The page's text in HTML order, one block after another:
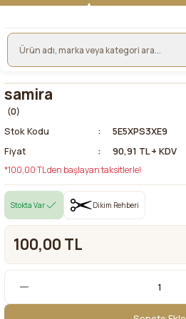
samira
(0)
Stok Kodu
5E5XPS3XE9
Fiyat
90,91 TL + KDV
*100,00 TL den başlayan taksitlerle!
Stokta Var Dikim Rehberi
100,00 TL